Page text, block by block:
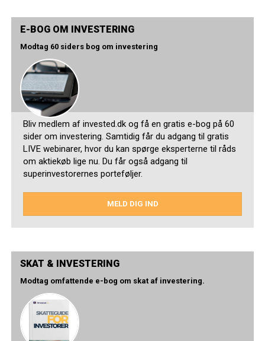
E-BOG OM INVESTERING
Modtag 60 siders bog om investering
Bliv medlem af invested.dk og få en gratis e-bog på 60
sider om investering. Samtidig får du adgang til gratis
LIVE webinarer, hvor du kan spørge eksperterne til råds
om aktiekøb lige nu. Du får også adgang til
superinvestorernes porteføljer.
MELD DIG IND
SKAT & INVESTERING
Modtag omfattende e-bog om skat af investering.